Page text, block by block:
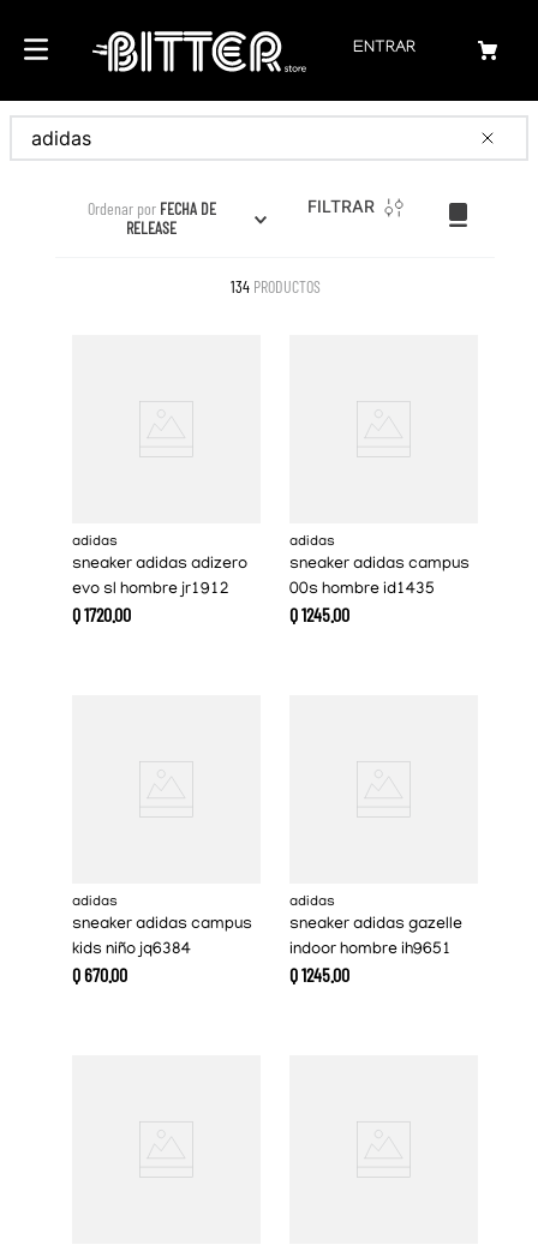
ENTRAR
Buscar
Ordenar por FECHA DE
RELEASE
FILTRAR
134 PRODUCTOS
adidas
sneaker adidas adizero
evo sl hombre jr1912
Q1720.00
adidas
sneaker adidas campus
00s hombre id1435
Q1245.00
adidas
sneaker adidas campus
kids niño jq6384
Q670.00
adidas
sneaker adidas gazelle
indoor hombre ih9651
Q1245.00